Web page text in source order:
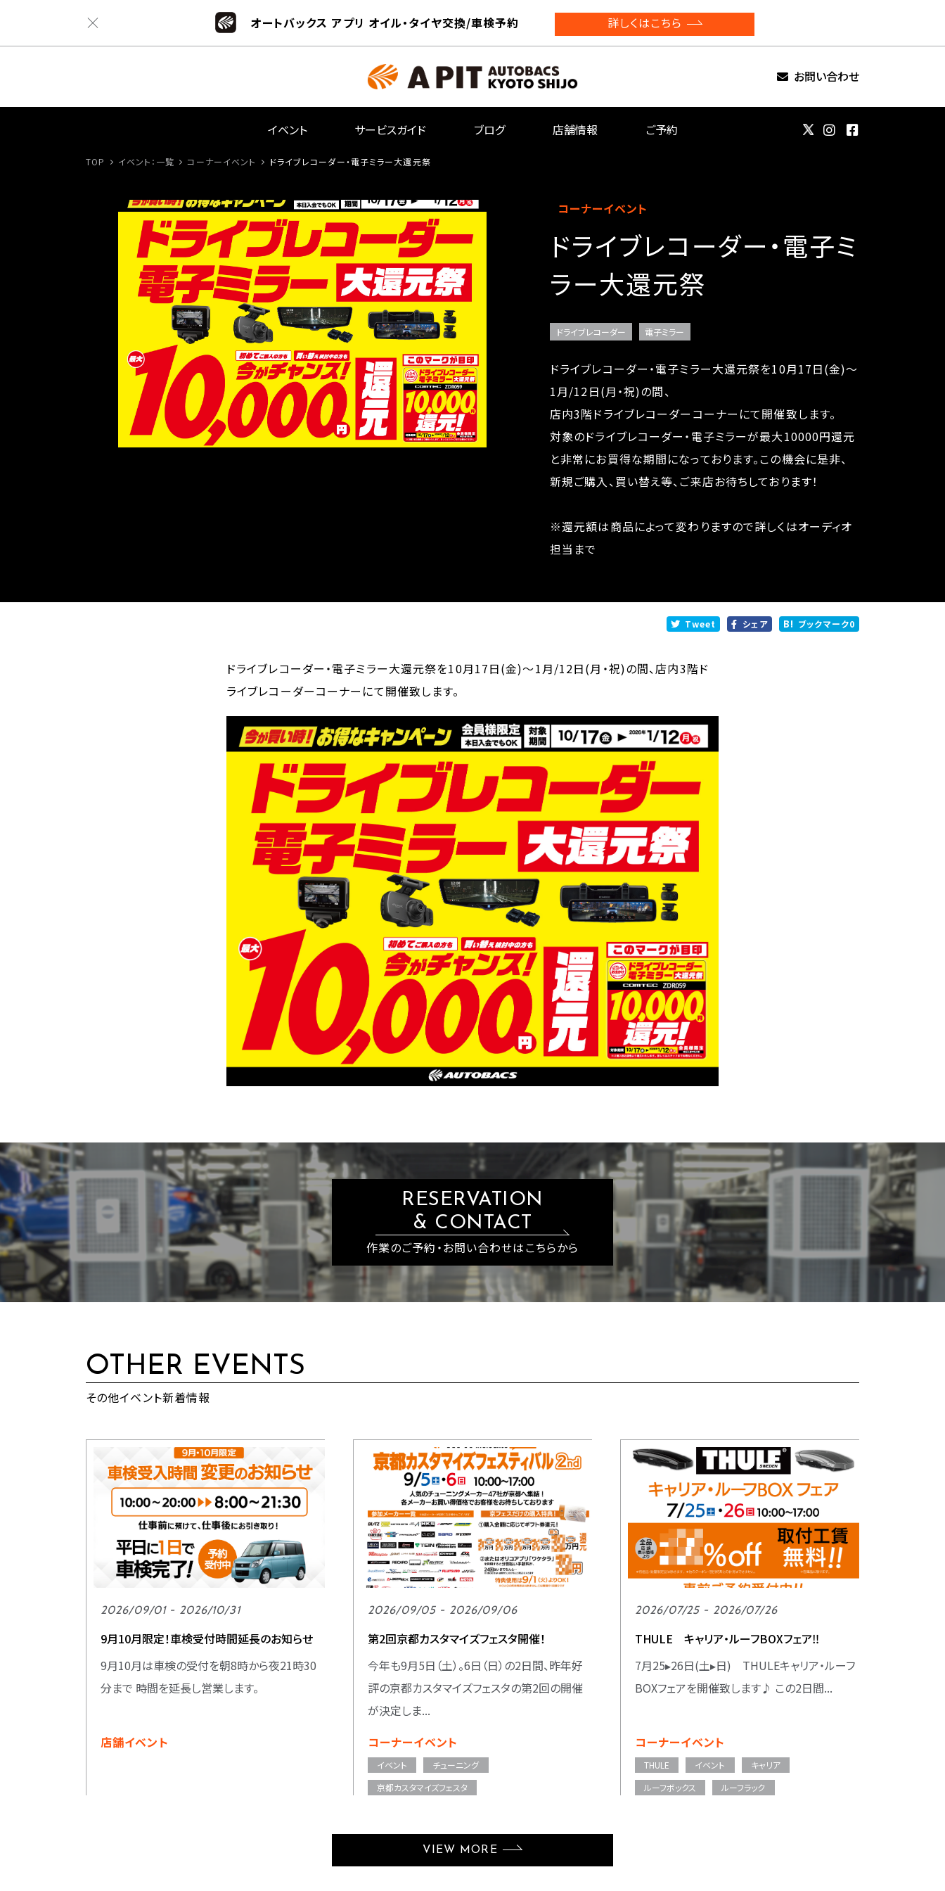
オートバックス アプリ オイル・タイヤ交換/車検予約 詳しくはこちら
お問い合わせ
イベント サービスガイド ブログ 店舗情報 ご予約
TOP イベント：一覧 コーナーイベント ドライブレコーダー・電子ミラー大還元祭
コーナーイベント
ドライブレコーダー・電子ミ
ラー大還元祭
ドライブレコーダー 電子ミラー
ドライブレコーダー・電子ミラー大還元祭を10月17日(金)～
1月/12日(月・祝)の間、
店内3階ドライブレコーダーコーナーにて開催致します。
対象のドライブレコーダー・電子ミラーが最大10000円還元
と非常にお買得な期間になっております。この機会に是非、
新規ご購入、買い替え等、ご来店お待ちしております！
※還元額は商品によって変わりますので詳しくはオーディオ
担当まで
Tweet シェア ブックマーク0
ドライブレコーダー・電子ミラー大還元祭を10月17日(金)～1月/12日(月・祝)の間、店内3階ド
ライブレコーダーコーナーにて開催致します。
RESERVATION
& CONTACT
作業のご予約・お問い合わせはこちらから
OTHER EVENTS
その他イベント新着情報
2026/09/01 - 2026/10/31
9月10月限定！車検受付時間延長のお知らせ
9月10月は車検の受付を朝8時から夜21時30
分まで 時間を延長し営業します。
店舗イベント
2026/09/05 - 2026/09/06
第2回京都カスタマイズフェスタ開催！
今年も9月5日（土）。6日（日）の2日間、昨年好
評の京都カスタマイズフェスタの第2回の開催
が決定しま...
コーナーイベント
イベント
チューニング
京都カスタマイズフェスタ
2026/07/25 - 2026/07/26
THULE キャリア・ルーフBOXフェア‼
7月25▸26日(土▸日) THULEキャリア・ルーフ
BOXフェアを開催致します♪ この2日間...
コーナーイベント
THULE イベント
キャリア
ルーフボックス
ルーフラック
VIEW MORE